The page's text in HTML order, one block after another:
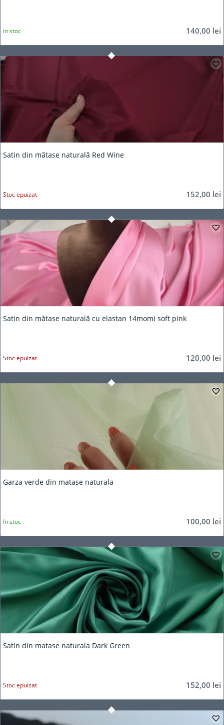
140,00 lei
In stoc
Satin din mătase naturală Red Wine
152,00 lei
Stoc epuizat
Satin din mătase naturală cu elastan 14momi soft pink
120,00 lei
Stoc epuizat
Garza verde din matase naturala
100,00 lei
In stoc
Satin din matase naturala Dark Green
152,00 lei
Stoc epuizat